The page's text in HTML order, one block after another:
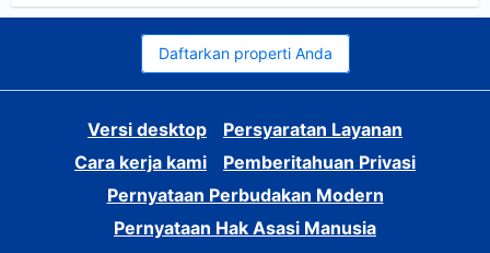
Daftarkan properti Anda
Versi desktop
Persyaratan Layanan
Cara kerja kami
Pemberitahuan Privasi
Pernyataan Perbudakan Modern
Pernyataan Hak Asasi Manusia